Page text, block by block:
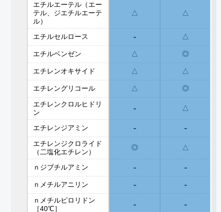
エチルエーテル（エー
テル、ジエチルエーテ
ル）
△ △
エチルセルロース - △
エチルベンゼン △ ◎
エチレンオキサイド △ △
エチレングリコール △
◎
エチレンクロルヒドリ
ン
- △
エチレンジアミン - -
エチレンジクロライド
（二塩化エチレン）
◎ △
ｎジブチルアミン - -
ｎメチルアニリン - -
ｎメチルピロリドン
［40℃］
- -